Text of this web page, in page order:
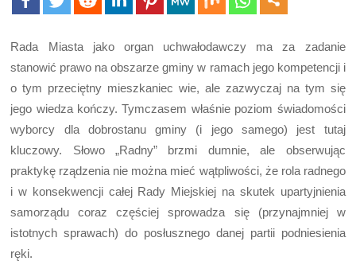
Rada Miasta jako organ uchwałodawczy ma za zadanie
stanowić prawo na obszarze gminy w ramach jego kompetencji i
o tym przeciętny mieszkaniec wie, ale zazwyczaj na tym się
jego wiedza kończy. Tymczasem właśnie poziom świadomości
wyborcy dla dobrostanu gminy (i jego samego) jest tutaj
kluczowy. Słowo „Radny” brzmi dumnie, ale obserwując
praktykę rządzenia nie można mieć wątpliwości, że rola radnego
i w konsekwencji całej Rady Miejskiej na skutek upartyjnienia
samorządu coraz częściej sprowadza się (przynajmniej w
istotnych sprawach) do posłusznego danej partii podniesienia
ręki.